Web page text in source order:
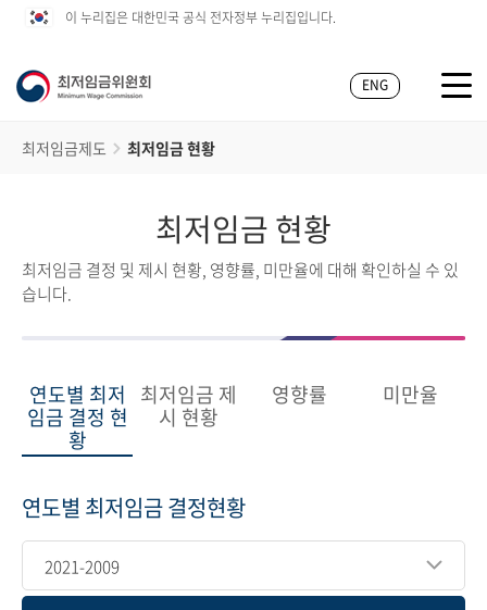
이 누리집은 대한민국 공식 전자정부 누리집입니다.
ENG
최저임금제도 최저임금 현황
최저임금 현황
최저임금 결정 및 제시 현황, 영향률, 미만율에 대해 확인하실 수 있
습니다.
연도별 최저
임금 결정 현
황
최저임금 제
시 현황
영향률 미만율
연도별 최저임금 결정현황
2021-2009